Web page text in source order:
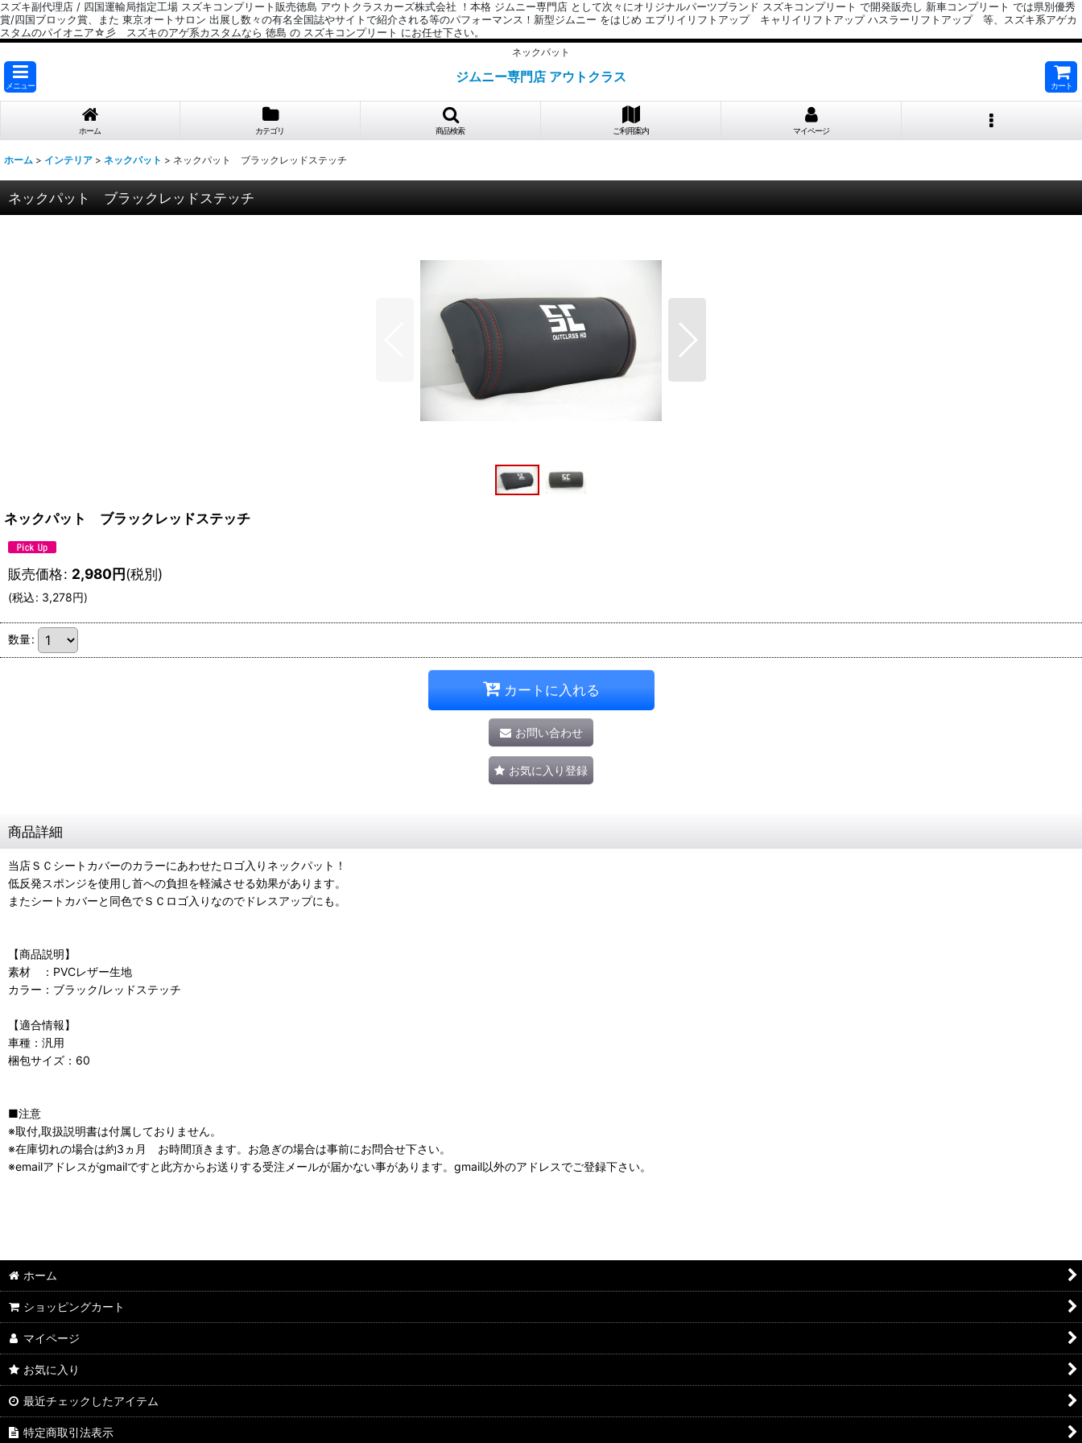
スズキ副代理店 / 四国運輸局指定工場 スズキコンプリート販売徳島 アウトクラスカーズ株式会社 ！本格 ジムニー専門店 として次々にオリジナルパーツブランド スズキコンプリート で開発販売し 新車コンプリート では県別優秀
賞/四国ブロック賞、また 東京オートサロン 出展し数々の有名全国誌やサイトで紹介される等のパフォーマンス！新型ジムニー をはじめ エブリイリフトアップ キャリイリフトアップ ハスラーリフトアップ 等、スズキ系アゲカ
スタムのパイオニア☆彡 スズキのアゲ系カスタムなら 徳島 の スズキコンプリート にお任せ下さい。
ネックパット
メニュー
ジムニー専門店 アウトクラス
カート
ホーム カテゴリ 商品検索 ご利用案内 マイページ
ホーム > インテリア > ネックパット > ネックパット ブラックレッドステッチ
ネックパット ブラックレッドステッチ
ネックパット ブラックレッドステッチ
販売価格: 2,980円(税別)
(税込: 3,278円)
数量:
カートに入れる
お問い合わせ
お気に入り登録
商品詳細
当店ＳＣシートカバーのカラーにあわせたロゴ入りネックパット！
低反発スポンジを使用し首への負担を軽減させる効果があります。
またシートカバーと同色でＳＣロゴ入りなのでドレスアップにも。
【商品説明】
素材 ：PVCレザー生地
カラー：ブラック/レッドステッチ
【適合情報】
車種：汎用
梱包サイズ：60
■注意
※取付,取扱説明書は付属しておりません。
※在庫切れの場合は約3ヵ月 お時間頂きます。お急ぎの場合は事前にお問合せ下さい。
※emailアドレスがgmailですと此方からお送りする受注メールが届かない事があります。gmail以外のアドレスでご登録下さい。
ホーム
ショッピングカート
マイページ
お気に入り
最近チェックしたアイテム
特定商取引法表示